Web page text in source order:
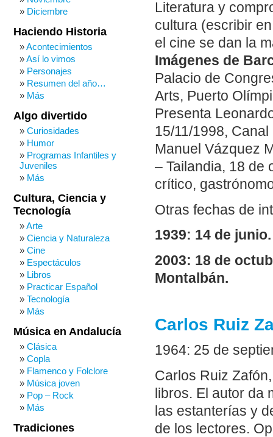
Literatura y
cultura (escribir
el cine se dan la
Imágenes de
Palacio de
Arts, Puerto
Presenta
15/11/1998,
Manuel Vázquez
– Tailandia, 18 de
crítico,
Otras fechas de
1939: 14 de
2003: 18 de
Montalbán.
Carlos Ruiz
1964: 25 de
Carlos Ruiz
libros. El autor da
las estanterías y
de los lectores.
Diciembre
Haciendo Historia
Acontecimientos
Así lo vimos
Personajes
Resumen del año…
Más
Algo divertido
Curiosidades
Humor
Programas Infantiles y
Juveniles
Más
Cultura, Ciencia y
Tecnología
Arte
Ciencia y Naturaleza
Cine
Espectáculos
Libros
Practicar Español
Tecnología
Más
Música en Andalucía
Clásica
Copla
Flamenco y Folclore
Música joven
Pop – Rock
Más
Tradiciones